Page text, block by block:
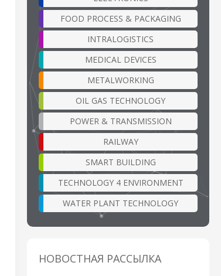
FOOD PROCESS & PACKAGING
INTRALOGISTICS
MEDICAL DEVICES
METALWORKING
OIL GAS TECHNOLOGY
POWER & TRANSMISSION
RAILWAY
SMART BUILDING
TECHNOLOGY 4 ENVIRONMENT
WATER PLANT TECHNOLOGY
НОВОСТНАЯ РАССЫЛКА